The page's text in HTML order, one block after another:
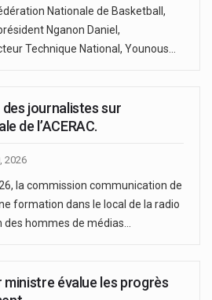
Nationale de Basketball,
Nganon Daniel,
Technique National, Younous…
journalistes sur
de l’ACERAC.
2026
la commission communication de
formation dans le local de la radio
hommes de médias…
ministre évalue les progrès